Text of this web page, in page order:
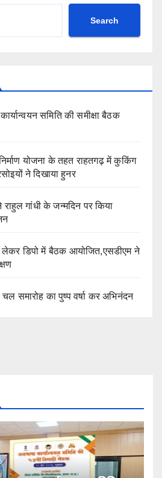
Search
कार्यान्वयन समिति की समीक्षा बैठक
योजना के तहत राहतगढ़ में कुकिंग
ने दिखाया हुनर
गांधी के जन्मदिन पर किया
लेकर डिपो में बैठक आयोजित,एसडीएम ने
समारोह का पुष्प वर्षा कर अभिनंदन